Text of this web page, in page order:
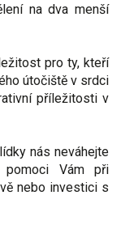
na dva menší
pro ty, kteří
útočiště v srdci
příležitosti v
nás neváhejte
pomoci Vám při
nebo investici s